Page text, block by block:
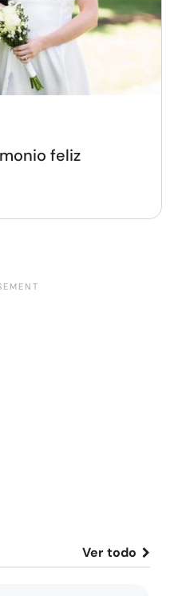
feliz
Ver todo